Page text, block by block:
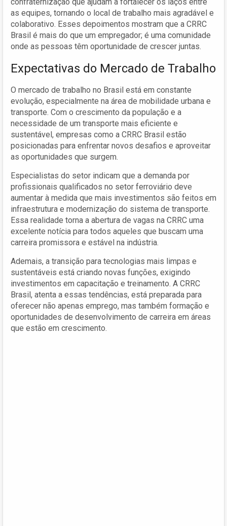
as equipes, tornando o local de trabalho mais agradável e
colaborativo. Esses depoimentos mostram que a CRRC
Brasil é mais do que um empregador; é uma comunidade
onde as pessoas têm oportunidade de crescer juntas.
Expectativas do Mercado de Trabalho
O mercado de trabalho no Brasil está em constante
evolução, especialmente na área de mobilidade urbana e
transporte. Com o crescimento da população e a
necessidade de um transporte mais eficiente e
sustentável, empresas como a CRRC Brasil estão
posicionadas para enfrentar novos desafios e aproveitar
as oportunidades que surgem.
Especialistas do setor indicam que a demanda por
profissionais qualificados no setor ferroviário deve
aumentar à medida que mais investimentos são feitos em
infraestrutura e modernização do sistema de transporte.
Essa realidade torna a abertura de vagas na CRRC uma
excelente notícia para todos aqueles que buscam uma
carreira promissora e estável na indústria.
Ademais, a transição para tecnologias mais limpas e
sustentáveis está criando novas funções, exigindo
investimentos em capacitação e treinamento. A CRRC
Brasil, atenta a essas tendências, está preparada para
oferecer não apenas emprego, mas também formação e
oportunidades de desenvolvimento de carreira em áreas
que estão em crescimento.